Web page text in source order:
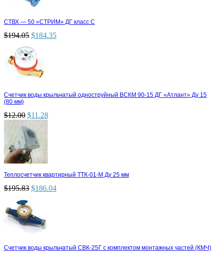
СТВХ — 50 «СТРИМ» ДГ класс С
$194.05 $184.35
Счетчик воды крыльчатый одноструйный ВСКМ 90-15 ДГ «Атлант» Ду 15
(80 мм)
$12.00 $11.28
Теплосчетчик квартирный ТТК-01-М Ду 25 мм
$195.83 $186.04
Счетчик воды крыльчатый СВК-25Г с комплектом монтажных частей (КМЧ)